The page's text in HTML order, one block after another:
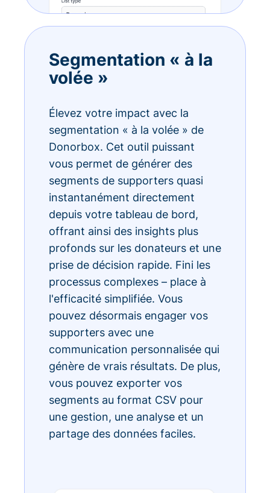
Segmentation « à la
volée »
Élevez votre impact avec la
segmentation « à la volée » de
Donorbox. Cet outil puissant
vous permet de générer des
segments de supporters quasi
instantanément directement
depuis votre tableau de bord,
offrant ainsi des insights plus
profonds sur les donateurs et une
prise de décision rapide. Fini les
processus complexes – place à
l'efficacité simplifiée. Vous
pouvez désormais engager vos
supporters avec une
communication personnalisée qui
génère de vrais résultats. De plus,
vous pouvez exporter vos
segments au format CSV pour
une gestion, une analyse et un
partage des données faciles.